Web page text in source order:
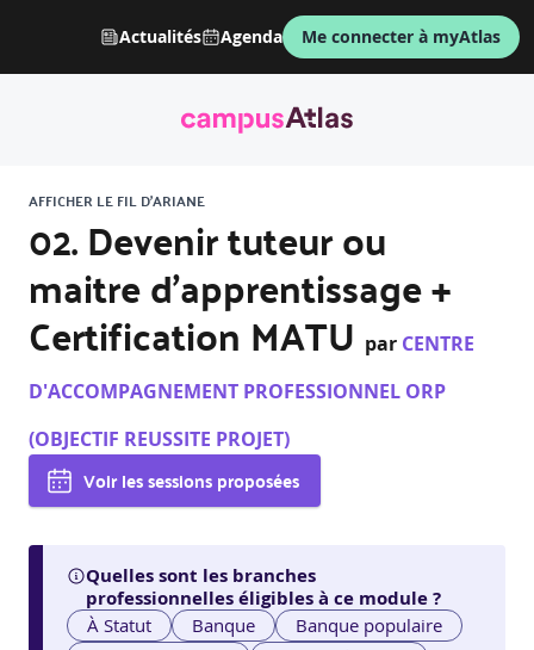
Actualités Agenda Me connecter à myAtlas
AFFICHER LE FIL D'ARIANE
02. Devenir tuteur ou
maitre d’apprentissage +
Certification MATU par CENTRE
D'ACCOMPAGNEMENT PROFESSIONNEL ORP
(OBJECTIF REUSSITE PROJET)
Voir les sessions proposées
Quelles sont les branches
professionnelles éligibles à ce module ?
À Statut Banque
Banque populaire